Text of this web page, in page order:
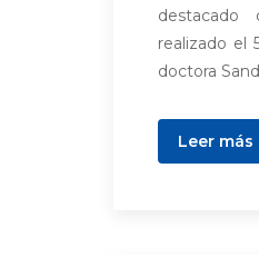
destacado
realizado el
doctora
Leer más